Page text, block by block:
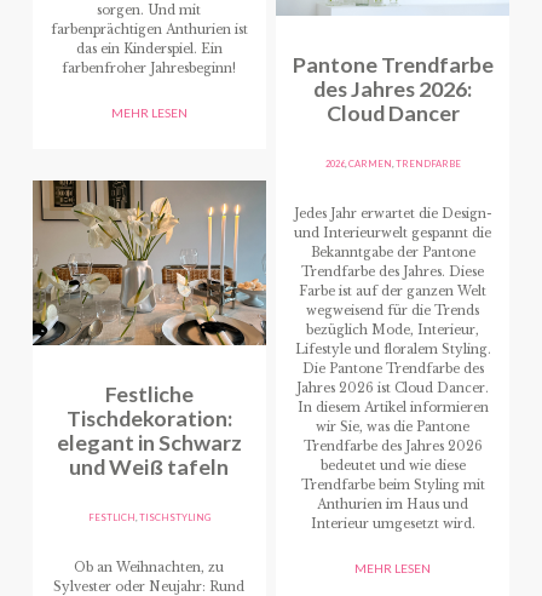
sorgen. Und mit
farbenprächtigen Anthurien ist
das ein Kinderspiel. Ein
farbenfroher Jahresbeginn!
MEHR LESEN
Festliche
Tischdekoration:
elegant in Schwarz
und Weiß tafeln
FESTLICH TISCHSTYLING
Ob an Weihnachten, zu
Sylvester oder Neujahr: Rund
Pantone Trendfarbe
des Jahres 2026:
Cloud Dancer
2026, CARMEN TRENDFARBE
Jedes Jahr erwartet die Design-
und Interieurwelt gespannt die
Bekanntgabe der Pantone
Trendfarbe des Jahres. Diese
Farbe ist auf der ganzen Welt
wegweisend für die Trends
bezüglich Mode, Interieur,
Lifestyle und floralem Styling.
Die Pantone Trendfarbe des
Jahres 2026 ist Cloud Dancer.
In diesem Artikel informieren
wir Sie, was die Pantone
Trendfarbe des Jahres 2026
bedeutet und wie diese
Trendfarbe beim Styling mit
Anthurien im Haus und
Interieur umgesetzt wird.
MEHR LESEN